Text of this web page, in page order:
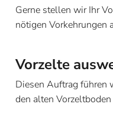
Gerne stellen wir Ihr
nötigen Vorkehrungen
Vorzelte
Diesen Auftrag führen
den alten